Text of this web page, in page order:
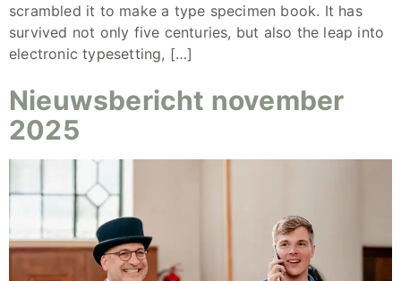
scrambled it to make a type specimen book. It has
survived not only five centuries, but also the leap into
electronic typesetting, […]
Nieuwsbericht november
2025